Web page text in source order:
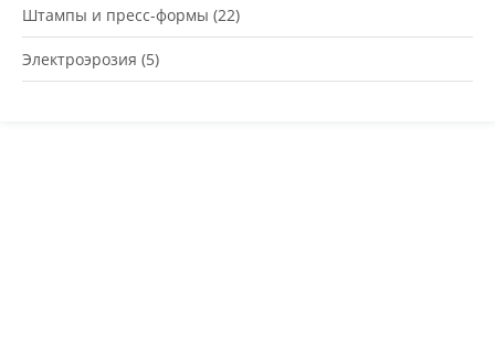
Штампы и пресс-формы (22)
Электроэрозия (5)